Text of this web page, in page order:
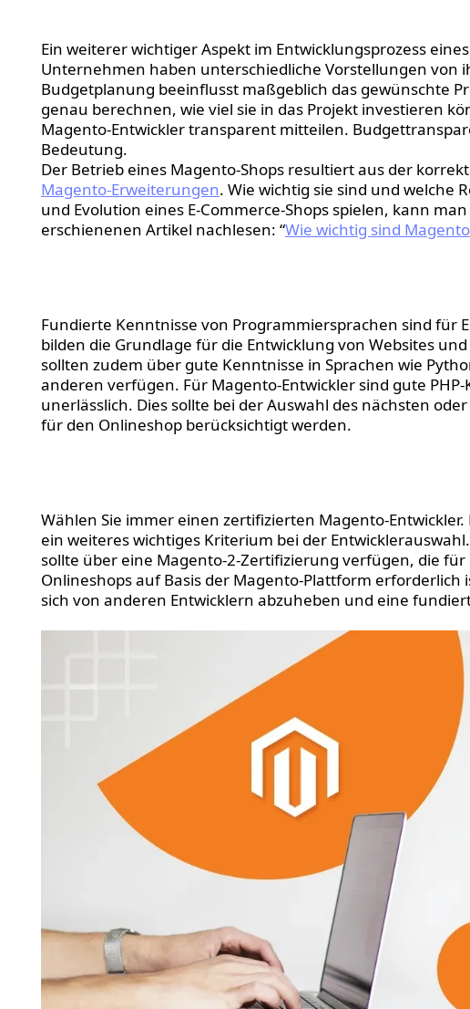
Ein weiterer wichtiger Aspekt im Entwicklungsprozess
Unternehmen haben unterschiedliche Vorstellungen von
Budgetplanung beeinflusst maßgeblich das gewünschte
genau berechnen, wie viel sie in das Projekt investieren
Magento-Entwickler transparent mitteilen.
Bedeutung.
Der Betrieb eines Magento-Shops resultiert aus der
Magento-Erweiterungen. Wie wichtig sie sind und welche
und Evolution eines E-Commerce-Shops spielen, kann
erschienenen Artikel nachlesen: “Wie wichtig sind
Fundierte Kenntnisse von Programmiersprachen sind für
bilden die Grundlage für die Entwicklung von Websites
sollten zudem über gute Kenntnisse in Sprachen wie
anderen verfügen. Für Magento-Entwickler sind gute
unerlässlich. Dies sollte bei der Auswahl des nächsten
für den Onlineshop berücksichtigt werden.
Wählen Sie immer einen zertifizierten Magento-
ein weiteres wichtiges Kriterium bei der
sollte über eine Magento-2-Zertifizierung verfügen, die für
Onlineshops auf Basis der Magento-Plattform
sich von anderen Entwicklern abzuheben und eine